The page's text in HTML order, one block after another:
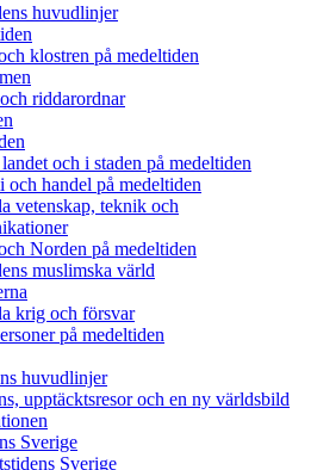
huvudlinjer
klostren på medeltiden
riddarordnar
och i staden på medeltiden
och handel på medeltiden
vetenskap, teknik och
Norden på medeltiden
muslimska värld
krig och försvar
på medeltiden
huvudlinjer
upptäcktsresor och en ny världsbild
Sverige
Sverige